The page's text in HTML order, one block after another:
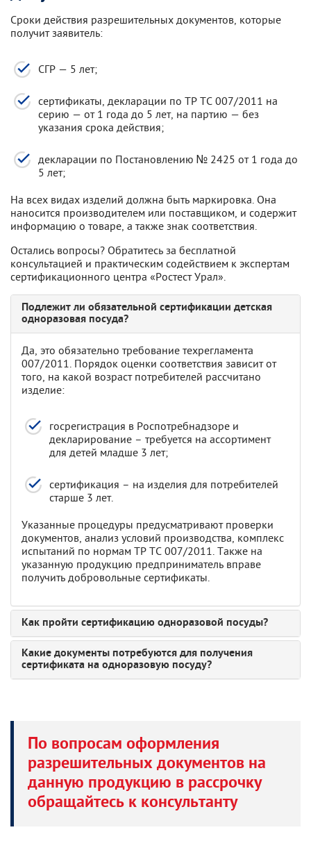
Сроки действия разрешительных документов, которые
получит заявитель:
СГР — 5 лет;
сертификаты, декларации по ТР ТС 007/2011 на
серию — от 1 года до 5 лет, на партию — без
указания срока действия;
декларации по Постановлению № 2425 от 1 года до
5 лет;
На всех видах изделий должна быть маркировка. Она
наносится производителем или поставщиком, и содержит
информацию о товаре, а также знак соответствия.
Остались вопросы? Обратитесь за бесплатной
консультацией и практическим содействием к экспертам
сертификационного центра «Ростест Урал».
Подлежит ли обязательной сертификации детская
одноразовая посуда?
Да, это обязательно требование техрегламента
007/2011. Порядок оценки соответствия зависит от
того, на какой возраст потребителей рассчитано
изделие:
госрегистрация в Роспотребнадзоре и
декларирование – требуется на ассортимент
для детей младше 3 лет;
сертификация – на изделия для потребителей
старше 3 лет.
Указанные процедуры предусматривают проверки
документов, анализ условий производства, комплекс
испытаний по нормам ТР ТС 007/2011. Также на
указанную продукцию предприниматель вправе
получить добровольные сертификаты.
Как пройти сертификацию одноразовой посуды?
Какие документы потребуются для получения
сертификата на одноразовую посуду?
По вопросам оформления
разрешительных документов на
данную продукцию в рассрочку
обращайтесь к консультанту